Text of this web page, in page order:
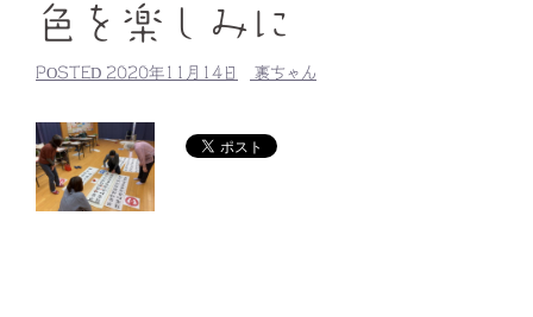
色を楽しみに
POSTED 2020年11月14日 裏ちゃん